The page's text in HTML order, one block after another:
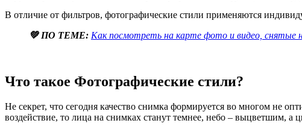
В отличие от фильтров, фотографические стили применяются
💚 ПО ТЕМЕ: Как посмотреть на карте фото и видео, снятые
Что такое Фотографические стили?
Не секрет, что сегодня качество снимка формируется во многом не
воздействие, то лица на снимках станут темнее, небо – выцветшим, а